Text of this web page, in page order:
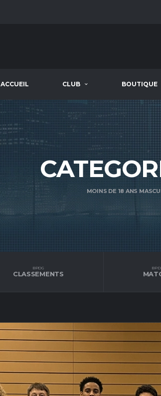
ACCUEIL CLUB BOUTIQUE
MOINS DE 18 ANS
BPDG
CLASSEMENTS